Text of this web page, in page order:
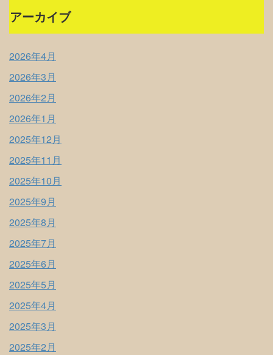
アーカイブ
2026年4月
2026年3月
2026年2月
2026年1月
2025年12月
2025年11月
2025年10月
2025年9月
2025年8月
2025年7月
2025年6月
2025年5月
2025年4月
2025年3月
2025年2月